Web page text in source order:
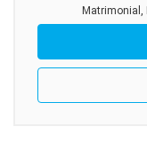
Matrimonial,